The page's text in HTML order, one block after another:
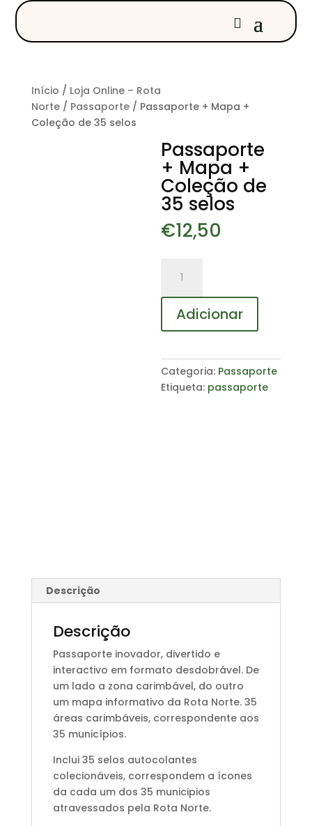
Início / Loja Online – Rota
Norte/ Passaporte/ Passaporte + Mapa +
Coleção de 35 selos
Passaporte
+ Mapa +
Coleção de
35 selos
€12,50
Passaporte
Mapa
Coleção
de
35
Adicionar
Categoria: Passaporte
Etiqueta: passaporte
Descrição
Descrição
Passaporte inovador, divertido e
interactivo em formato desdobrável. De
um lado a zona carimbável, do outro
um mapa informativo da Rota Norte. 35
áreas carimbáveis, correspondente aos
35 municípios.
Inclui 35 selos autocolantes
colecionáveis, correspondem a ícones
da cada um dos 35 municipios
atravessados pela Rota Norte.